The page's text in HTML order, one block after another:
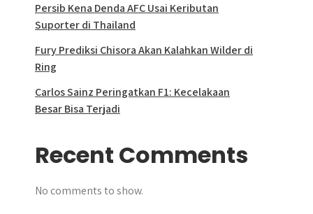
Persib Kena Denda AFC Usai Keributan
Suporter di Thailand
Fury Prediksi Chisora Akan Kalahkan Wilder di
Ring
Carlos Sainz Peringatkan F1: Kecelakaan
Besar Bisa Terjadi
Recent Comments
No comments to show.